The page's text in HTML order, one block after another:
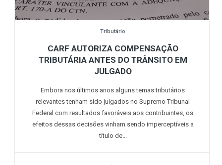
Tributário
CARF AUTORIZA COMPENSAÇÃO
TRIBUTÁRIA ANTES DO TRÂNSITO EM
JULGADO
Embora nos últimos anos alguns temas tributários
relevantes tenham sido julgados no Supremo Tribunal
Federal com resultados favoráveis aos contribuintes, os
efeitos dessas decisões vinham sendo imperceptíveis a
título de...